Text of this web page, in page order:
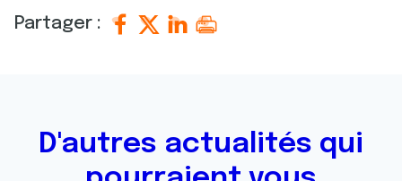
Partager :
D'autres actualités qui